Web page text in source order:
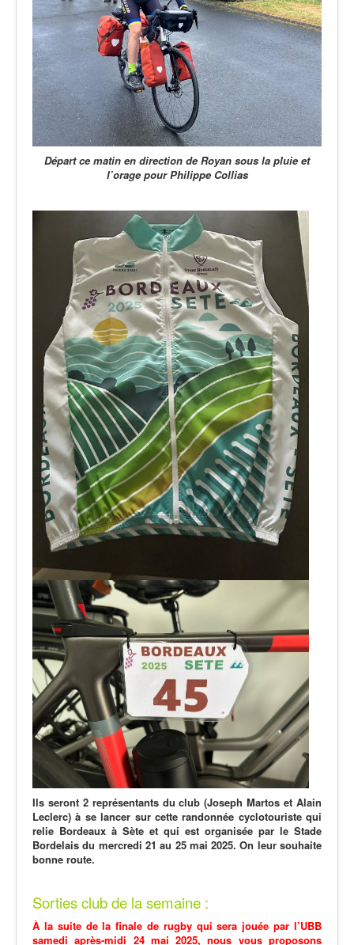
Départ ce matin en direction de Royan sous la pluie et
l’orage pour Philippe Collias
Ils seront 2 représentants du club (Joseph Martos et Alain
Leclerc) à se lancer sur cette randonnée cyclotouriste qui
relie Bordeaux à Sète et qui est organisée par le Stade
Bordelais du mercredi 21 au 25 mai 2025. On leur souhaite
bonne route.
Sorties club de la semaine :
À la suite de la finale de rugby qui sera jouée par l’UBB
samedi après-midi 24 mai 2025, nous vous proposons